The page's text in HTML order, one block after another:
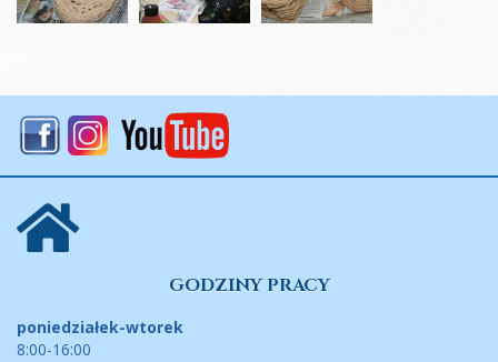
GODZINY PRACY
poniedziałek-wtorek
8:00-16:00